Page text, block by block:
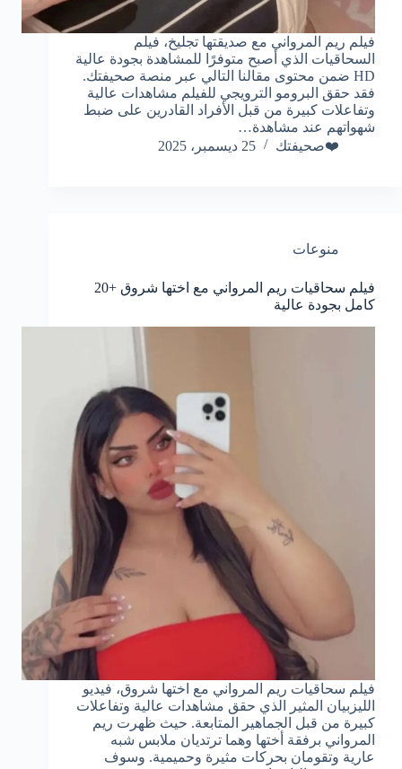
فيلم ريم المرواني مع صديقتها تجليخ، فيلم
السحاقيات الذي أصبح متوفرًا للمشاهدة بجودة عالية
HD ضمن محتوى مقالنا التالي عبر منصة صحيفتك.
فقد حقق البرومو الترويجي للفيلم مشاهدات عالية
وتفاعلات كبيرة من قبل الأفراد القادرين على ضبط
شهواتهم عند مشاهدة…
❤️صحيفتك
25 ديسمبر، 2025
منوعات
فيلم سحاقيات ريم المرواني مع اختها شروق +20
كامل بجودة عالية
فيلم سحاقيات ريم المرواني مع اختها شروق، فيديو
الليزبيان المثير الذي حقق مشاهدات عالية وتفاعلات
كبيرة من قبل الجماهير المتابعة. حيث ظهرت ريم
المرواني برفقة أختها وهما ترتديان ملابس شبه
عارية وتقومان بحركات مثيرة وحميمية. وسوف